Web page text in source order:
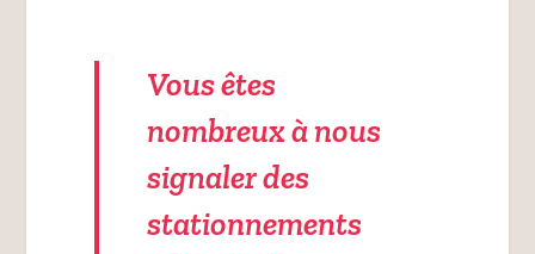
Vous êtes
nombreux à nous
signaler des
stationnements